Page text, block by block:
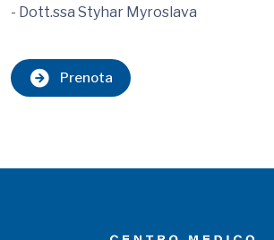
- Dott.ssa Styhar Myroslava
Prenota